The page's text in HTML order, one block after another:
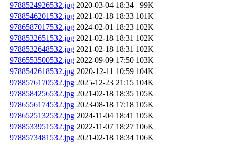
9788524926532.jpg 2020-03-04 18:34
99K
9788546201532.jpg 2021-02-18 18:33 101K
9786587017532.jpg 2024-02-01 18:23 102K
9788532651532.jpg 2021-02-18 18:31 102K
9788532648532.jpg 2021-02-18 18:31 102K
9786553500532.jpg 2022-09-09 17:50 103K
9788542618532.jpg 2020-12-11 10:59 104K
9788576170532.jpg 2025-12-23 21:15 104K
9788584256532.jpg 2021-02-18 18:35 105K
9786556174532.jpg 2023-08-18 17:18 105K
9786525132532.jpg 2024-11-04 18:41 105K
9788533951532.jpg 2022-11-07 18:27 106K
9788573481532.jpg 2021-02-18 18:34 106K